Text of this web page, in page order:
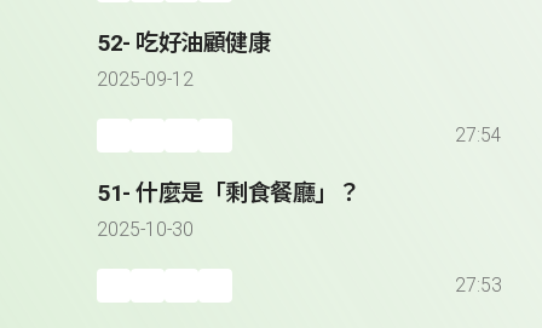
52- 吃好油顧健康
2025-09-12
27:54
51- 什麼是「剩食餐廳」？
2025-10-30
27:53